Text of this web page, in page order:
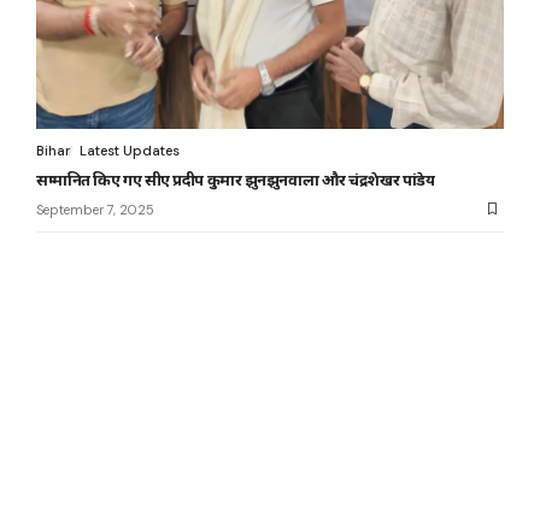
Bihar Latest Updates
सम्मानित किए गए सीए प्रदीप कुमार झुनझुनवाला और चंद्रशेखर पांडेय
September 7, 2025